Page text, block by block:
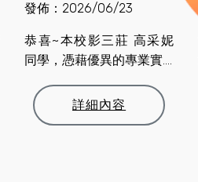
發佈：2026/06/23
恭喜~本校影三莊 高采妮
同學，憑藉優異的專業實....
詳細內容